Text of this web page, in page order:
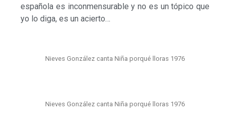
española es inconmensurable y no es un tópico que
yo lo diga, es un acierto…
Nieves González canta Niña porqué lloras 1976
Nieves González canta Niña porqué lloras 1976